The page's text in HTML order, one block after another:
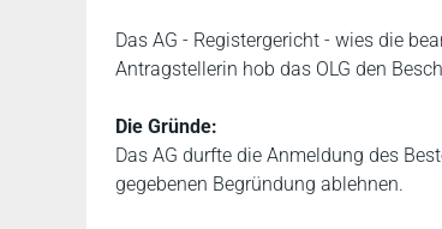
Das AG - Registergericht - wies die
Antragstellerin hob das OLG den
Die Gründe:
Das AG durfte die Anmeldung des
gegebenen Begründung ablehnen.